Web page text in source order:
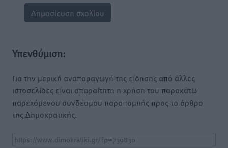
Υπενθύμιση:
Για την μερική αναπαραγωγή της είδησης από άλλες
ιστοσελίδες είναι απαραίτητη η χρήση του παρακάτω
παρεχόμενου συνδέσμου παραπομπής προς το άρθρο
της Δημοκρατικής.